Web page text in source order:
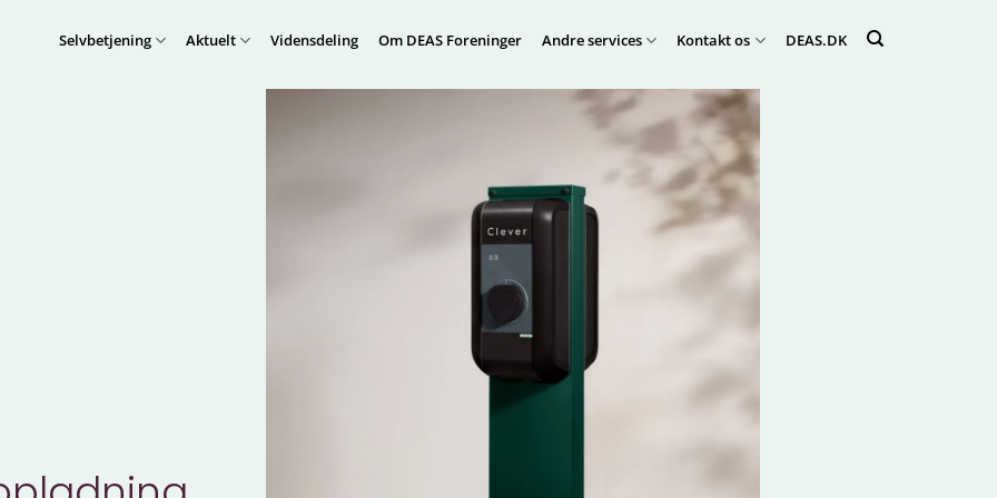
Selvbetjening Aktuelt Vidensdeling Om DEAS Foreninger Andre services Kontakt os DEAS.DK